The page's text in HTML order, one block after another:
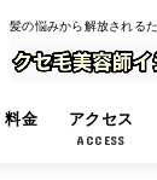
髪の悩みから解放される
料金 アクセス
ACCESS